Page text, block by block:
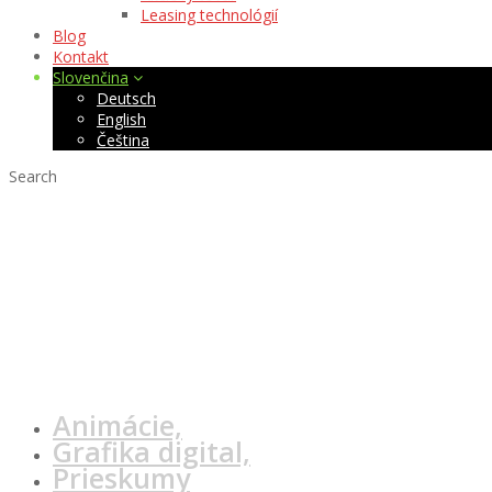
Leasing technológií
Blog
Kontakt
Slovenčina
Deutsch
English
Čeština
Search
Animácie,
Grafika digital,
Prieskumy